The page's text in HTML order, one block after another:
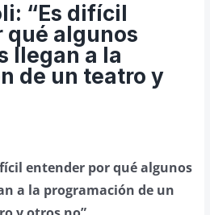
“Es difícil
qué algunos
llegan a la
de un teatro y
entender por qué algunos
a la programación de un